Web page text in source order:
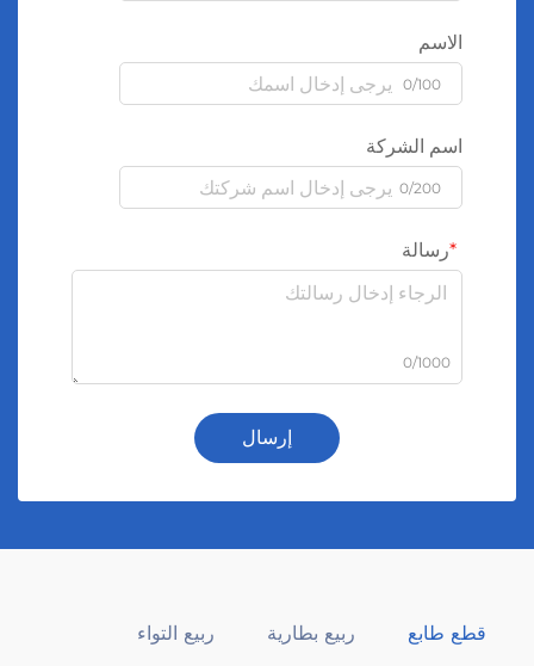
الاسم
0/100
اسم الشركة
0/200
رسالة
0/1000
إرسال
قطع طابع ربيع بطارية ربيع التواء